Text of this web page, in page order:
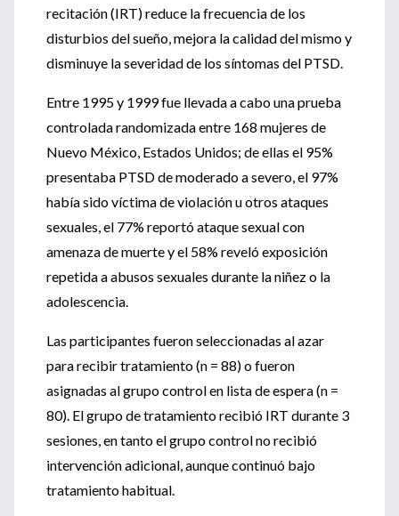
recitación (IRT) reduce la frecuencia de los
disturbios del sueño, mejora la calidad del mismo y
disminuye la severidad de los síntomas del PTSD.
Entre 1995 y 1999 fue llevada a cabo una prueba
controlada randomizada entre 168 mujeres de
Nuevo México, Estados Unidos; de ellas el 95%
presentaba PTSD de moderado a severo, el 97%
había sido víctima de violación u otros ataques
sexuales, el 77% reportó ataque sexual con
amenaza de muerte y el 58% reveló exposición
repetida a abusos sexuales durante la niñez o la
adolescencia.
Las participantes fueron seleccionadas al azar
para recibir tratamiento (n = 88) o fueron
asignadas al grupo control en lista de espera (n =
80). El grupo de tratamiento recibió IRT durante 3
sesiones, en tanto el grupo control no recibió
intervención adicional, aunque continuó bajo
tratamiento habitual.